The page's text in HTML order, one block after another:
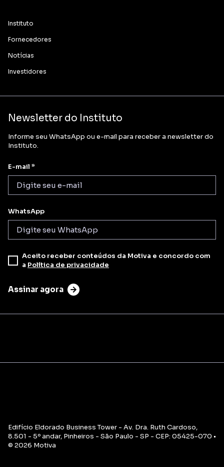
Instituto
Fornecedores
Notícias
Investidores
Newsletter do Instituto
Informe seu WhatsApp ou e-mail para receber a newsletter do
Instituto.
E-mail *
WhatsApp
Aceito receber conteúdos da Motiva e concordo com
a Política de privacidade
Assinar agora
Edifício Eldorado Business Tower - Av. Dra. Ruth Cardoso,
8.501 - 5º andar, Pinheiros - São Paulo - SP - CEP: 05425-070 •
© 2026 Motiva